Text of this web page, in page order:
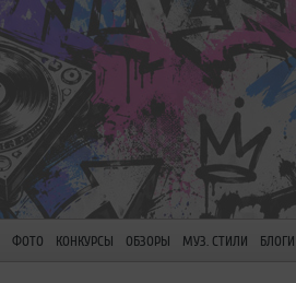
ФОТО КОНКУРСЫ ОБЗОРЫ МУЗ. СТИЛИ БЛОГИ